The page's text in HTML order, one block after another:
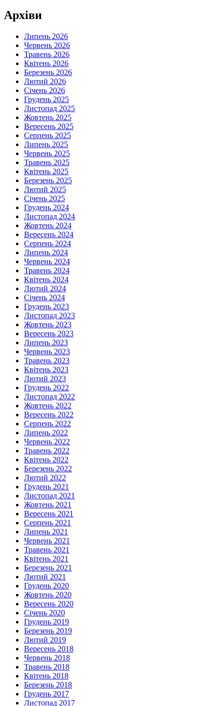
Архіви
Липень 2026
Червень 2026
Травень 2026
Квітень 2026
Березень 2026
Лютий 2026
Січень 2026
Грудень 2025
Листопад 2025
Жовтень 2025
Вересень 2025
Серпень 2025
Липень 2025
Червень 2025
Травень 2025
Квітень 2025
Березень 2025
Лютий 2025
Січень 2025
Грудень 2024
Листопад 2024
Жовтень 2024
Вересень 2024
Серпень 2024
Липень 2024
Червень 2024
Травень 2024
Квітень 2024
Лютий 2024
Січень 2024
Грудень 2023
Листопад 2023
Жовтень 2023
Вересень 2023
Липень 2023
Червень 2023
Травень 2023
Квітень 2023
Лютий 2023
Грудень 2022
Листопад 2022
Жовтень 2022
Вересень 2022
Серпень 2022
Липень 2022
Червень 2022
Травень 2022
Квітень 2022
Березень 2022
Лютий 2022
Грудень 2021
Листопад 2021
Жовтень 2021
Вересень 2021
Серпень 2021
Липень 2021
Червень 2021
Травень 2021
Квітень 2021
Березень 2021
Лютий 2021
Грудень 2020
Жовтень 2020
Вересень 2020
Січень 2020
Грудень 2019
Березень 2019
Лютий 2019
Вересень 2018
Червень 2018
Травень 2018
Квітень 2018
Березень 2018
Грудень 2017
Листопад 2017